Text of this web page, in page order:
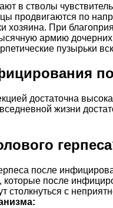
в стволы
продвигаются по
хозяина. При
армию
достаточна
жизни
после
после
с